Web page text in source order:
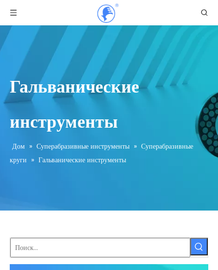
Гальванические
инструменты
Дом » Суперабразивные инструменты » Суперабразивные
круги » Гальванические инструменты